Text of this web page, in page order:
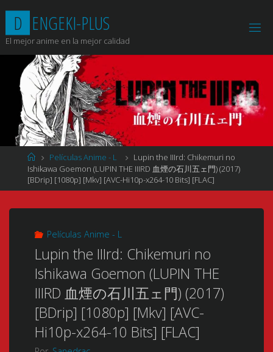
contenido
D ENGEKI-PLUS
El mejor anime en la mejor calidad
Página
de
Inicio
Películas Anime - L
Lupin the IIIrd: Chikemuri no
Ishikawa Goemon (LUPIN THE IIIRD 血煙の石川五ェ門) (2017)
[BDrip] [1080p] [Mkv] [AVC-Hi10p-x264-10 Bits] [FLAC]
Películas Anime - L
Lupin the IIIrd: Chikemuri no
Ishikawa Goemon (LUPIN THE
IIIRD 血煙の石川五ェ門) (2017)
[BDrip] [1080p] [Mkv] [AVC-
Hi10p-x264-10 Bits] [FLAC]